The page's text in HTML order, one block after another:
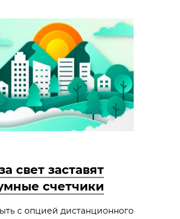
свет заставят
счетчики
с опцией дистанционного